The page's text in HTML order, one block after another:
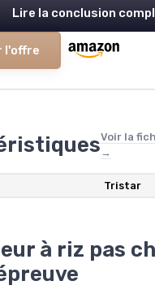
Lire la conclusion
l'offre
Voir la
→
‎Tristar
à riz pas